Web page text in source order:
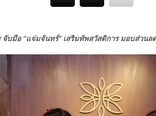
จับมือ “แจ่มจันทร์” เสริมทัพสวัสดิการ มอบส่วน